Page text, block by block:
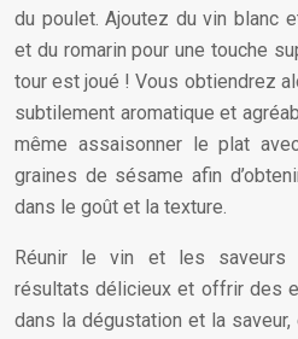
du poulet. Ajoutez du vin blanc
et du romarin pour une touche
tour est joué ! Vous obtiendrez
subtilement aromatique et
même assaisonner le plat
graines de sésame afin
dans le goût et la texture.
Réunir le vin et les saveurs
résultats délicieux et offrir des
dans la dégustation et la